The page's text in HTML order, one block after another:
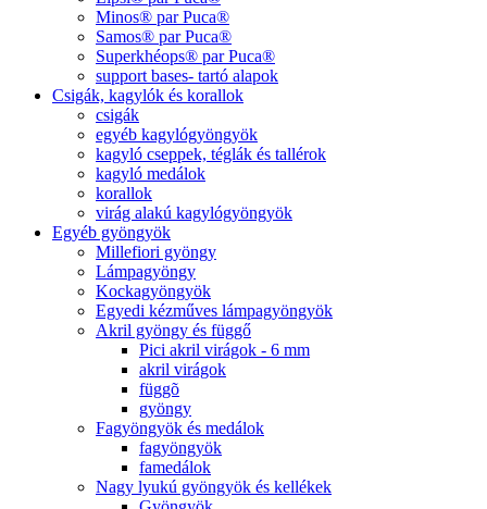
Minos® par Puca®
Samos® par Puca®
Superkhéops® par Puca®
support bases- tartó alapok
Csigák, kagylók és korallok
csigák
egyéb kagylógyöngyök
kagyló cseppek, téglák és tallérok
kagyló medálok
korallok
virág alakú kagylógyöngyök
Egyéb gyöngyök
Millefiori gyöngy
Lámpagyöngy
Kockagyöngyök
Egyedi kézműves lámpagyöngyök
Akril gyöngy és függő
Pici akril virágok - 6 mm
akril virágok
függõ
gyöngy
Fagyöngyök és medálok
fagyöngyök
famedálok
Nagy lyukú gyöngyök és kellékek